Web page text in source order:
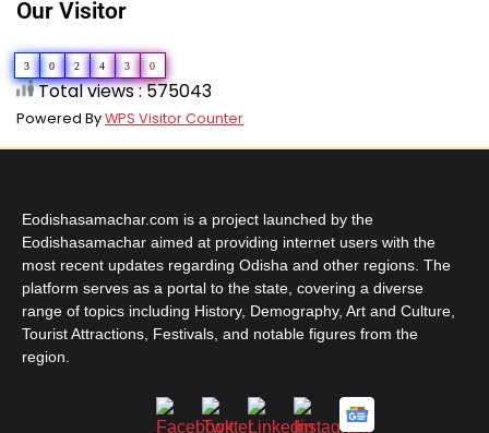
Our Visitor
3 0 2 4 3 0
Total views : 575043
Powered ByWPS Visitor Counter
Eodishasamachar.com is a project launched by the
Eodishasamachar aimed at providing internet users with the
most recent updates regarding Odisha and other regions. The
platform serves as a portal to the state, covering a diverse
range of topics including History, Demography, Art and Culture,
Tourist Attractions, Festivals, and notable figures from the
region.